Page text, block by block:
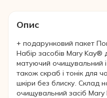
Опис
+ подарунковий пакет
Набір засобів Mary Kay®
матуючий очищувальний
також скраб і тонік для
шкіри без блиску. Склад
очищувальний засіб